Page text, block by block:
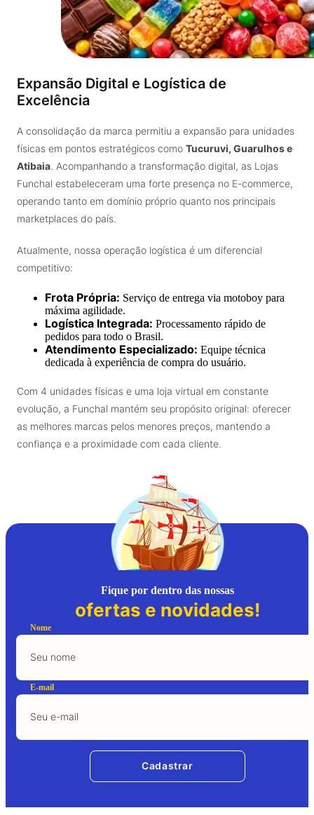
Expansão Digital e Logística de
Excelência
A consolidação da marca permitiu a expansão para unidades
físicas em pontos estratégicos como Tucuruvi, Guarulhos e
Atibaia. Acompanhando a transformação digital, as Lojas
Funchal estabeleceram uma forte presença no E-commerce,
operando tanto em domínio próprio quanto nos principais
marketplaces do país.
Atualmente, nossa operação logística é um diferencial
competitivo:
Frota Própria: Serviço de entrega via motoboy para
máxima agilidade.
Logística Integrada: Processamento rápido de
pedidos para todo o Brasil.
Atendimento Especializado: Equipe técnica
dedicada à experiência de compra do usuário.
Com 4 unidades físicas e uma loja virtual em constante
evolução, a Funchal mantém seu propósito original: oferecer
as melhores marcas pelos menores preços, mantendo a
confiança e a proximidade com cada cliente.
Fique por dentro das nossas
ofertas e novidades!
Nome
E-mail
Cadastrar